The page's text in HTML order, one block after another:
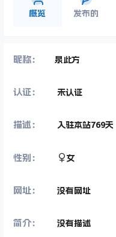
概览 发布的
昵称： 泉此方
认证： 未认证
描述： 入驻本站769天
性别： 女
网址： 没有网址
简介： 没有描述